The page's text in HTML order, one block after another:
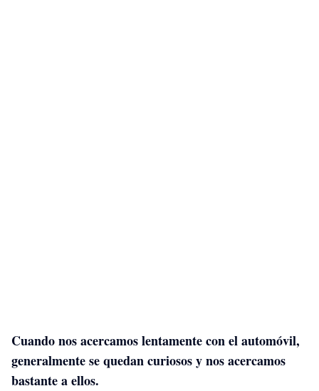
Cuando nos acercamos lentamente con el automóvil,
generalmente se quedan curiosos y nos acercamos
bastante a ellos.